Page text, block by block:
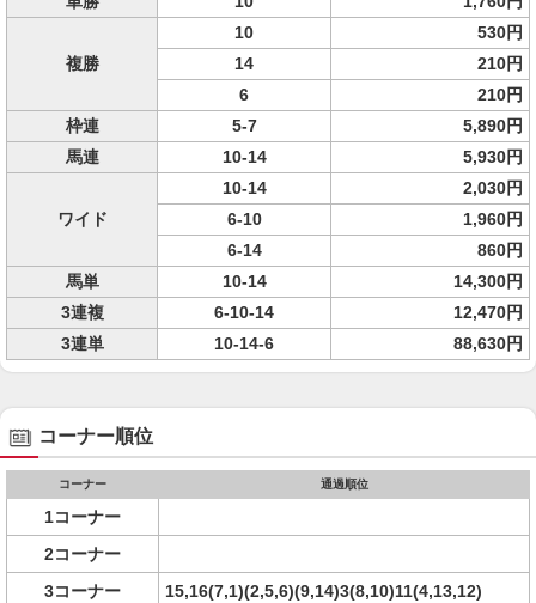
複勝
10
530円
14
210円
6
210円
枠連
5-7
5,890円
馬連
10-14 5,930円
ワイド
10-14
2,030円
6-10
1,960円
6-14
860円
馬単
10-14
14,300円
3連複
6-10-14
12,470円
3連単
10-14-6 88,630円
コーナー順位
コーナー 通過順位
1コーナー
2コーナー
3コーナー
15,16(7,1)(2,5,6)(9,14)3(8,10)11(4,13,12)